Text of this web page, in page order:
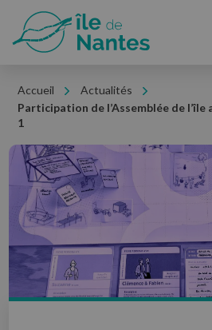
Accueil
Actualités
Participation de l’Assemblée de
1
Panneau de gestion des cookies